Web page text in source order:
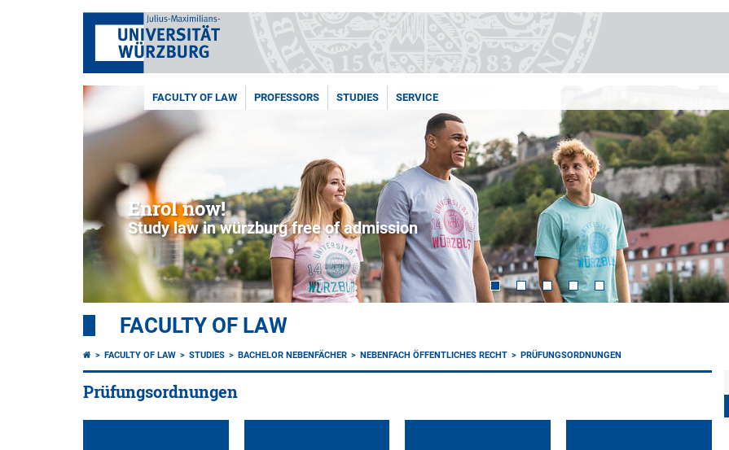
FACULTY OF LAW PROFESSORS STUDIES SERVICE
Enrol now!
Study law in würzburg free of admission
FACULTY OF LAW
FACULTY OF LAW STUDIES BACHELOR NEBENFÄCHER NEBENFACH ÖFFENTLICHES RECHT PRÜFUNGSORDNUNGEN
Prüfungsordnungen